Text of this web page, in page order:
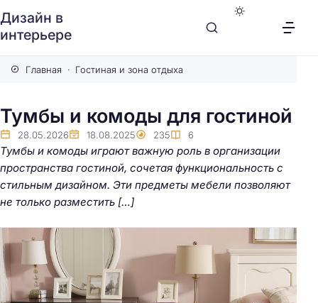
Дизайн в
интерьере
Главная Гостиная и зона отдыха
Тумбы и комоды для гостиной
28.05.2026 18.08.2025 235 6
Тумбы и комоды играют важную роль в организации
пространства гостиной, сочетая функциональность с
стильным дизайном. Эти предметы мебели позволяют
не только разместить […]